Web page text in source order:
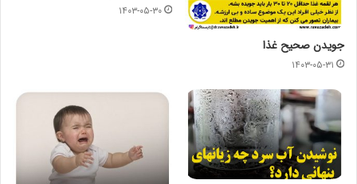
جویدن صحیح غذا
۱۴۰۳-۰۵-۳۱
۱۴۰۳-۰۵-۳۰